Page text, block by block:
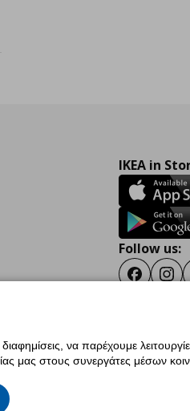
IKEA in
Follow us:
Facebook
Ρυθμίσεις cookiesΌροι Χρήσης
να παρέχουμε
μας στους συνεργάτες μέσων